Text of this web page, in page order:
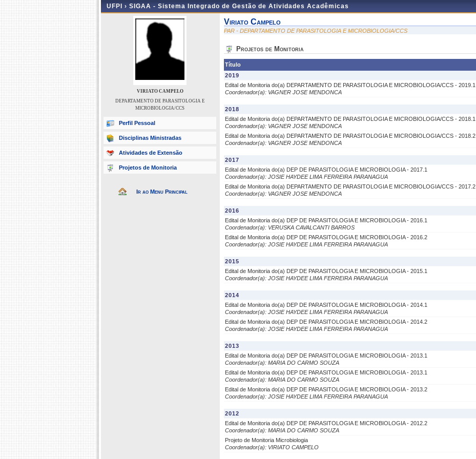
UFPI › SIGAA - Sistema Integrado de Gestão de Atividades Acadêmicas
VIRIATO CAMPELO
DEPARTAMENTO DE PARASITOLOGIA E
MICROBIOLOGIA/CCS
Perfil Pessoal
Disciplinas Ministradas
Atividades de Extensão
Projetos de Monitoria
Ir ao Menu Principal
Viriato Campelo
PAR - DEPARTAMENTO DE PARASITOLOGIA E MICROBIOLOGIA/CCS
Projetos de Monitoria
Título
2019
Edital de Monitoria do(a) DEPARTAMENTO DE PARASITOLOGIA E MICROBIOLOGIA/CCS - 2019.1
Coordenador(a): VAGNER JOSE MENDONCA
2018
Edital de Monitoria do(a) DEPARTAMENTO DE PARASITOLOGIA E MICROBIOLOGIA/CCS - 2018.1
Coordenador(a): VAGNER JOSE MENDONCA
Edital de Monitoria do(a) DEPARTAMENTO DE PARASITOLOGIA E MICROBIOLOGIA/CCS - 2018.2
Coordenador(a): VAGNER JOSE MENDONCA
2017
Edital de Monitoria do(a) DEP DE PARASITOLOGIA E MICROBIOLOGIA - 2017.1
Coordenador(a): JOSIE HAYDEE LIMA FERREIRA PARANAGUA
Edital de Monitoria do(a) DEPARTAMENTO DE PARASITOLOGIA E MICROBIOLOGIA/CCS - 2017.2
Coordenador(a): VAGNER JOSE MENDONCA
2016
Edital de Monitoria do(a) DEP DE PARASITOLOGIA E MICROBIOLOGIA - 2016.1
Coordenador(a): VERUSKA CAVALCANTI BARROS
Edital de Monitoria do(a) DEP DE PARASITOLOGIA E MICROBIOLOGIA - 2016.2
Coordenador(a): JOSIE HAYDEE LIMA FERREIRA PARANAGUA
2015
Edital de Monitoria do(a) DEP DE PARASITOLOGIA E MICROBIOLOGIA - 2015.1
Coordenador(a): JOSIE HAYDEE LIMA FERREIRA PARANAGUA
2014
Edital de Monitoria do(a) DEP DE PARASITOLOGIA E MICROBIOLOGIA - 2014.1
Coordenador(a): JOSIE HAYDEE LIMA FERREIRA PARANAGUA
Edital de Monitoria do(a) DEP DE PARASITOLOGIA E MICROBIOLOGIA - 2014.2
Coordenador(a): JOSIE HAYDEE LIMA FERREIRA PARANAGUA
2013
Edital de Monitoria do(a) DEP DE PARASITOLOGIA E MICROBIOLOGIA - 2013.1
Coordenador(a): MARIA DO CARMO SOUZA
Edital de Monitoria do(a) DEP DE PARASITOLOGIA E MICROBIOLOGIA - 2013.1
Coordenador(a): MARIA DO CARMO SOUZA
Edital de Monitoria do(a) DEP DE PARASITOLOGIA E MICROBIOLOGIA - 2013.2
Coordenador(a): JOSIE HAYDEE LIMA FERREIRA PARANAGUA
2012
Edital de Monitoria do(a) DEP DE PARASITOLOGIA E MICROBIOLOGIA - 2012.2
Coordenador(a): MARIA DO CARMO SOUZA
Projeto de Monitoria Microbiologia
Coordenador(a): VIRIATO CAMPELO